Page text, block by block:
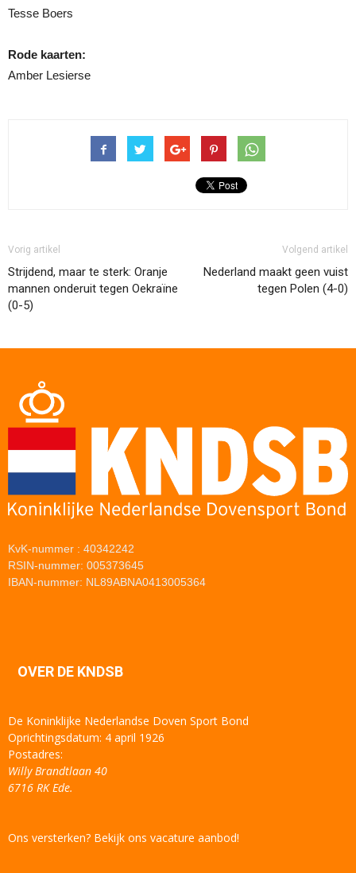
Tesse Boers
Rode kaarten:
Amber Lesierse
Vorig artikel
Strijdend, maar te sterk: Oranje
mannen onderuit tegen Oekraïne
(0-5)
Volgend artikel
Nederland maakt geen vuist
tegen Polen (4-0)
KvK-nummer : 40342242
RSIN-nummer: 005373645
IBAN-nummer: NL89ABNA0413005364
OVER DE KNDSB
De Koninklijke Nederlandse Doven Sport Bond
Oprichtingsdatum: 4 april 1926
Postadres:
Willy Brandtlaan 40
6716 RK Ede.
Ons versterken? Bekijk ons vacature aanbod!